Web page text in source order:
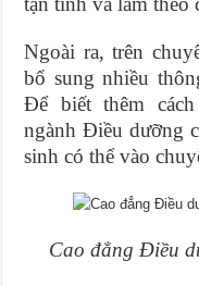
Ngoài ra, trên
bổ sung nhiều
Để biết thêm
ngành Điều dưỡng
sinh có thể vào
Cao đẳng Điều